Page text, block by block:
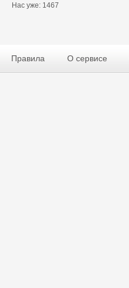
Нас уже: 1467
Правила О сервисе